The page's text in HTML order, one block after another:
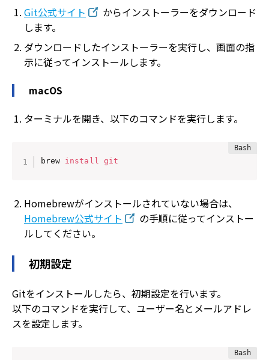
Git公式サイト
からインストーラーをダウンロード
します。
ダウンロードしたインストーラーを実行し、画面の指
示に従ってインストールします。
macOS
ターミナルを開き、以下のコマンドを実行します。
brew install git
Homebrewがインストールされていない場合は、
Homebrew公式サイト
の手順に従ってインストー
ルしてください。
初期設定
Gitをインストールしたら、初期設定を行います。
以下のコマンドを実行して、ユーザー名とメールアドレ
スを設定します。